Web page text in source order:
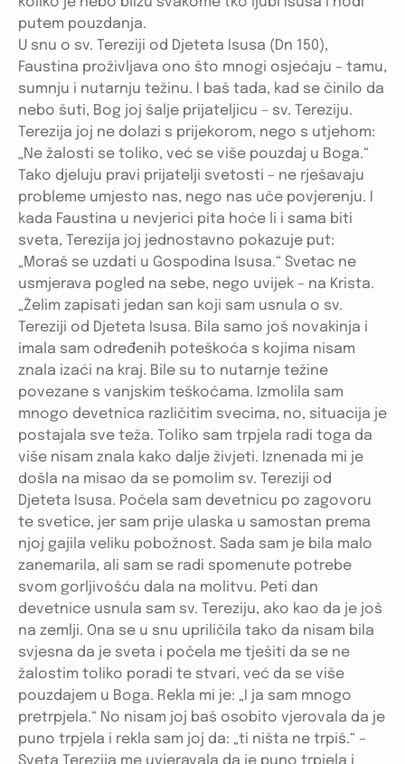
putem pouzdanja.
U snu o sv. Tereziji od Djeteta Isusa (Dn 150),
Faustina proživljava ono što mnogi osjećaju – tamu,
sumnju i nutarnju težinu. I baš tada, kad se činilo da
nebo šuti, Bog joj šalje prijateljicu – sv. Tereziju.
Terezija joj ne dolazi s prijekorom, nego s utjehom:
„Ne žalosti se toliko, već se više pouzdaj u Boga.“
Tako djeluju pravi prijatelji svetosti – ne rješavaju
probleme umjesto nas, nego nas uče povjerenju. I
kada Faustina u nevjerici pita hoće li i sama biti
sveta, Terezija joj jednostavno pokazuje put:
„Moraš se uzdati u Gospodina Isusa.“ Svetac ne
usmjerava pogled na sebe, nego uvijek – na Krista.
„Želim zapisati jedan san koji sam usnula o sv.
Tereziji od Djeteta Isusa. Bila samo još novakinja i
imala sam određenih poteškoća s kojima nisam
znala izaći na kraj. Bile su to nutarnje težine
povezane s vanjskim teškoćama. Izmolila sam
mnogo devetnica različitim svecima, no, situacija je
postajala sve teža. Toliko sam trpjela radi toga da
više nisam znala kako dalje živjeti. Iznenada mi je
došla na misao da se pomolim sv. Tereziji od
Djeteta Isusa. Počela sam devetnicu po zagovoru
te svetice, jer sam prije ulaska u samostan prema
njoj gajila veliku pobožnost. Sada sam je bila malo
zanemarila, ali sam se radi spomenute potrebe
svom gorljivošću dala na molitvu. Peti dan
devetnice usnula sam sv. Tereziju, ako kao da je još
na zemlji. Ona se u snu upriličila tako da nisam bila
svjesna da je sveta i počela me tješiti da se ne
žalostim toliko poradi te stvari, već da se više
pouzdajem u Boga. Rekla mi je: „I ja sam mnogo
pretrpjela.“ No nisam joj baš osobito vjerovala da je
puno trpjela i rekla sam joj da: „ti ništa ne trpiš.“ –
Sveta Terezija me uvjeravala da je puno trpjela i